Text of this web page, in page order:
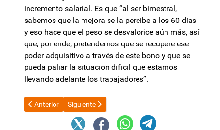
incremento salarial. Es que “al ser bimestral,
sabemos que la mejora se la percibe a los 60 días
y eso hace que el peso se desvalorice aún más, así
que, por ende, pretendemos que se recupere ese
poder adquisitivo a través de este bono y que se
pueda paliar la situación difícil que estamos
llevando adelante los trabajadores”.
Artículo anterior: Jubilados de Catamarca se manifiestan en
Anterior Artículo siguiente: Pettovello homenajeó a
Siguiente